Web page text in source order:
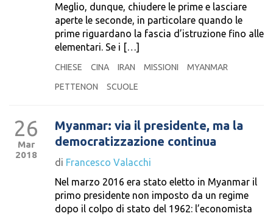
Meglio, dunque, chiudere le prime e lasciare
aperte le seconde, in particolare quando le
prime riguardano la fascia d’istruzione fino alle
elementari. Se i […]
CHIESE CINA IRAN MISSIONI
MYANMAR
PETTENON
SCUOLE
26
Mar
2018
Myanmar: via il presidente, ma la
democratizzazione continua
di Francesco Valacchi
Nel marzo 2016 era stato eletto in Myanmar il
primo presidente non imposto da un regime
dopo il colpo di stato del 1962: l’economista